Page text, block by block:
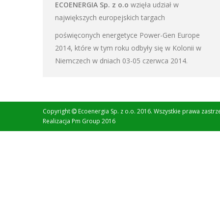
ECOENERGIA Sp. z o.o wzięła udział w
największych europejskich targach
poświęconych energetyce Power-Gen Europe
2014, które w tym roku odbyły się w Kolonii w
Niemczech w dniach 03-05 czerwca 2014.
Copyright
Ecoenergia Sp. z o.o. 2016. Wszystkie prawa
Realizacja Pm Group 2016